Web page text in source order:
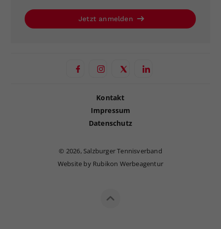
Jetzt anmelden
Kontakt
Impressum
Datenschutz
© 2026, Salzburger Tennisverband
Website by Rubikon Werbeagentur